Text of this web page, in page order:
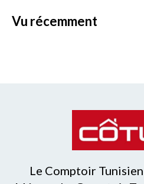
vu récemment
Le Comptoir